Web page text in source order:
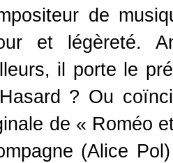
de
et légèreté.
il porte le
? Ou
de « Roméo
(Alice